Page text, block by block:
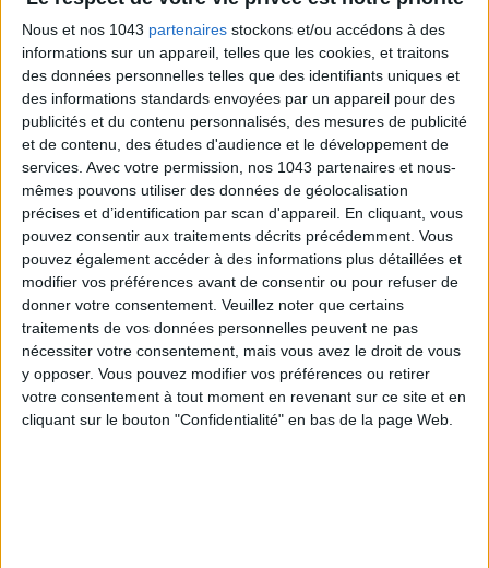
Nous et nos 1043 partenaires stockons et/ou accédons à des
informations sur un appareil, telles que les cookies, et traitons
des données personnelles telles que des identifiants uniques et
des informations standards envoyées par un appareil pour des
publicités et du contenu personnalisés, des mesures de publicité
et de contenu, des études d'audience et le développement de
services. Avec votre permission, nos 1043 partenaires et nous-
mêmes pouvons utiliser des données de géolocalisation
précises et d’identification par scan d'appareil. En cliquant, vous
pouvez consentir aux traitements décrits précédemment. Vous
pouvez également accéder à des informations plus détaillées et
modifier vos préférences avant de consentir ou pour refuser de
donner votre consentement. Veuillez noter que certains
traitements de vos données personnelles peuvent ne pas
nécessiter votre consentement, mais vous avez le droit de vous
y opposer. Vous pouvez modifier vos préférences ou retirer
votre consentement à tout moment en revenant sur ce site et en
cliquant sur le bouton "Confidentialité" en bas de la page Web.
SPF 50 SUNSCREENS YOU'LL ACTUALLY WANT TO SLATHER ON
THE BEST HOTELS FOR A SPA AND GASTRONOMY WEEKEND